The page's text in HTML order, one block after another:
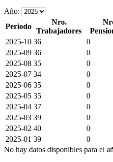
Año:
Periodo
Nro.
Trabajadores
2025-10 36 0
2025-09 36 0
2025-08 35 0
2025-07 34 0
2025-06 35 0
2025-05 35 0
2025-04 37 0
2025-03 39 0
2025-02 40 0
2025-01 39 0
No hay datos disponibles para el